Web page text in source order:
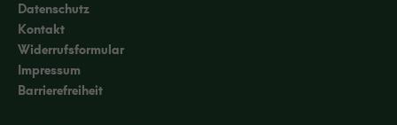
Datenschutz
Kontakt
Widerrufsformular
Impressum
Barrierefreiheit